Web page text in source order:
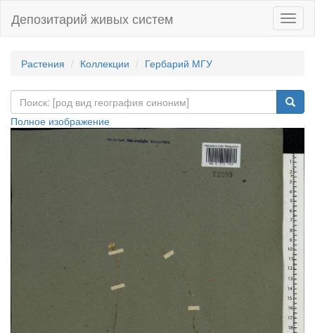
Депозитарий живых систем
Растения Коллекции Гербарий МГУ
Полное изображение